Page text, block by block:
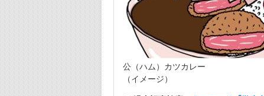
公（ハム）カツカレー
（イメージ）